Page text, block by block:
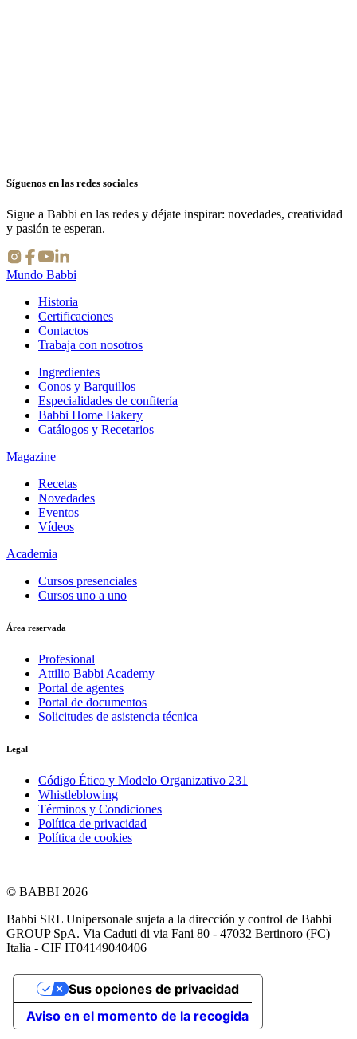
Síguenos en las redes sociales
Sigue a Babbi en las redes y déjate inspirar: novedades, creatividad
y pasión te esperan.
Mundo Babbi
Historia
Certificaciones
Contactos
Trabaja con nosotros
Ingredientes
Conos y Barquillos
Especialidades de confitería
Babbi Home Bakery
Catálogos y Recetarios
Magazine
Recetas
Novedades
Eventos
Vídeos
Academia
Cursos presenciales
Cursos uno a uno
Área reservada
Profesional
Attilio Babbi Academy
Portal de agentes
Portal de documentos
Solicitudes de asistencia técnica
Legal
Código Ético y Modelo Organizativo 231
Whistleblowing
Términos y Condiciones
Política de privacidad
Política de cookies
© BABBI 2026
Babbi SRL Unipersonale sujeta a la dirección y control de Babbi
GROUP SpA. Via Caduti di via Fani 80 - 47032 Bertinoro (FC)
Italia - CIF IT04149040406
Aviso en el momento de la recogida
Sus opciones de privacidad